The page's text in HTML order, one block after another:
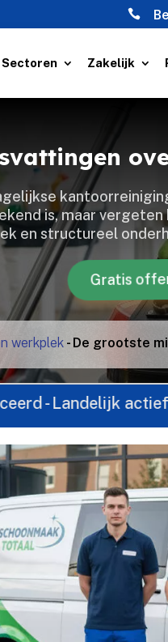

Sectoren Zakelijk
is, maar
en structureel
Gratis
werkplek- De grootste
actief - 10+